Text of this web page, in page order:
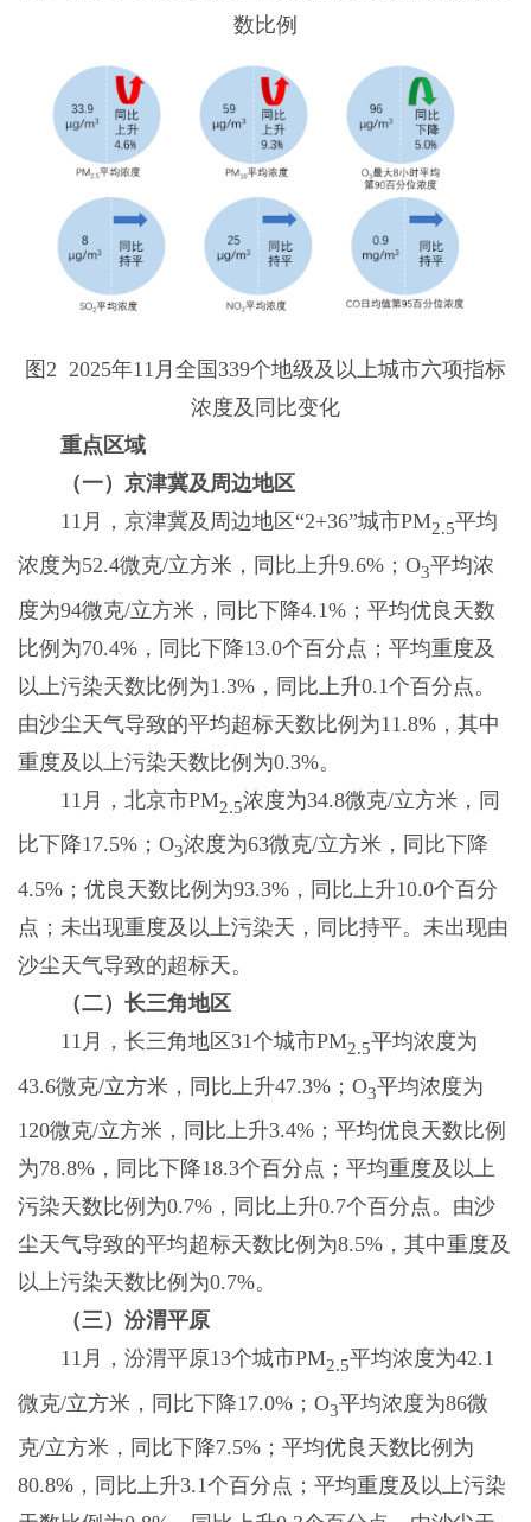
数比例
图2 2025年11月全国339个地级及以上城市六项指标
浓度及同比变化
重点区域
（一）京津冀及周边地区
11月，京津冀及周边地区“2+36”城市PM2.5平均
浓度为52.4微克/立方米，同比上升9.6%；O3平均浓
度为94微克/立方米，同比下降4.1%；平均优良天数
比例为70.4%，同比下降13.0个百分点；平均重度及
以上污染天数比例为1.3%，同比上升0.1个百分点。
由沙尘天气导致的平均超标天数比例为11.8%，其中
重度及以上污染天数比例为0.3%。
11月，北京市PM2.5浓度为34.8微克/立方米，同
比下降17.5%；O3浓度为63微克/立方米，同比下降
4.5%；优良天数比例为93.3%，同比上升10.0个百分
点；未出现重度及以上污染天，同比持平。未出现由
沙尘天气导致的超标天。
（二）长三角地区
11月，长三角地区31个城市PM2.5平均浓度为
43.6微克/立方米，同比上升47.3%；O3平均浓度为
120微克/立方米，同比上升3.4%；平均优良天数比例
为78.8%，同比下降18.3个百分点；平均重度及以上
污染天数比例为0.7%，同比上升0.7个百分点。由沙
尘天气导致的平均超标天数比例为8.5%，其中重度及
以上污染天数比例为0.7%。
（三）汾渭平原
11月，汾渭平原13个城市PM2.5平均浓度为42.1
微克/立方米，同比下降17.0%；O3平均浓度为86微
克/立方米，同比下降7.5%；平均优良天数比例为
80.8%，同比上升3.1个百分点；平均重度及以上污染